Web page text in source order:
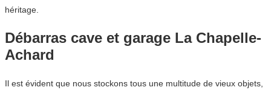
héritage.
Débarras cave et garage La Chapelle-
Achard
Il est évident que nous stockons tous une multitude de vieux objets,